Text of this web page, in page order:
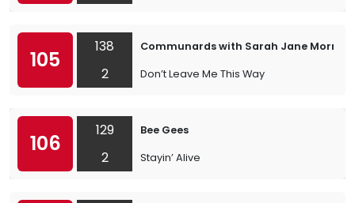
105
138
2
Communards with Sarah Jane Morris
Don’t Leave Me This Way
106
129
2
Bee Gees
Stayin’ Alive